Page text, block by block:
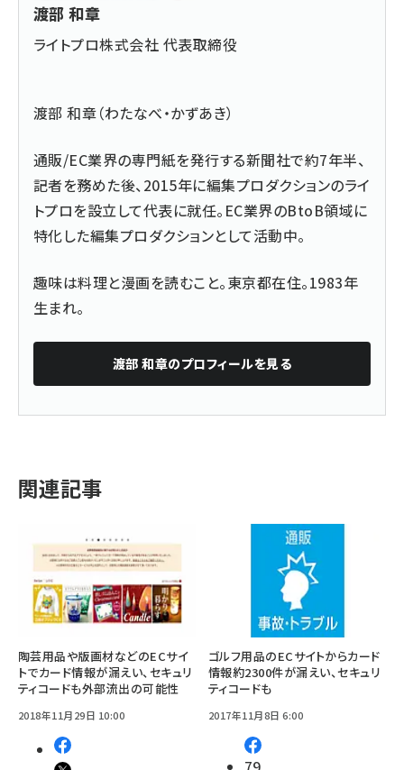
渡部 和章
ライトプロ株式会社 代表取締役
渡部 和章（わたなべ・かずあき）
通販/EC業界の専門紙を発行する新聞社で約7年半、
記者を務めた後、2015年に編集プロダクションのライ
トプロを設立して代表に就任。EC業界のBtoB領域に
特化した編集プロダクションとして活動中。
趣味は料理と漫画を読むこと。東京都在住。1983年
生まれ。
渡部 和章のプロフィールを見る
関連記事
陶芸用品や版画材などのECサイ
トでカード情報が漏えい、セキュリ
ティコードも外部流出の可能性
2018年11月29日 10:00
ゴルフ用品のECサイトからカード
情報約2300件が漏えい、セキュリ
ティコードも
2017年11月8日 6:00